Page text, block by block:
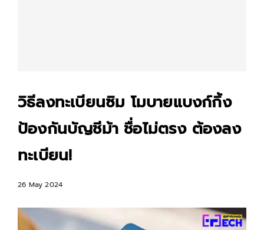
วิธีลงทะเบียนซิม โมบายแบงก์กิ้ง
ป้องกันบัญชีม้า ชื่อไม่ตรง ต้องลง
ทะเบียน!
26 May 2024